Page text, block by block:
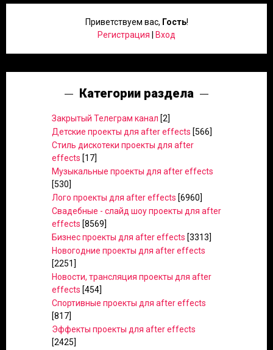
Приветствуем вас, Гость!
Регистрация
Вход
Категории раздела
Закрытый Телеграм канал [2]
Детские проекты для after effects [566]
Стиль дискотеки проекты для after
effects [17]
Музыкальные проекты для after effects
[530]
Лого проекты для after effects [6960]
Свадебные - слайд шоу проекты для after
effects [8569]
Бизнес проекты для after effects [3313]
Новогодние проекты для after effects
[2251]
Новости, трансляция проекты для after
effects [454]
Спортивные проекты для after effects
[817]
Эффекты проекты для after effects
[2425]